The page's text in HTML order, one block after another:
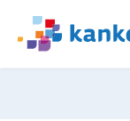
naar
We
zijn